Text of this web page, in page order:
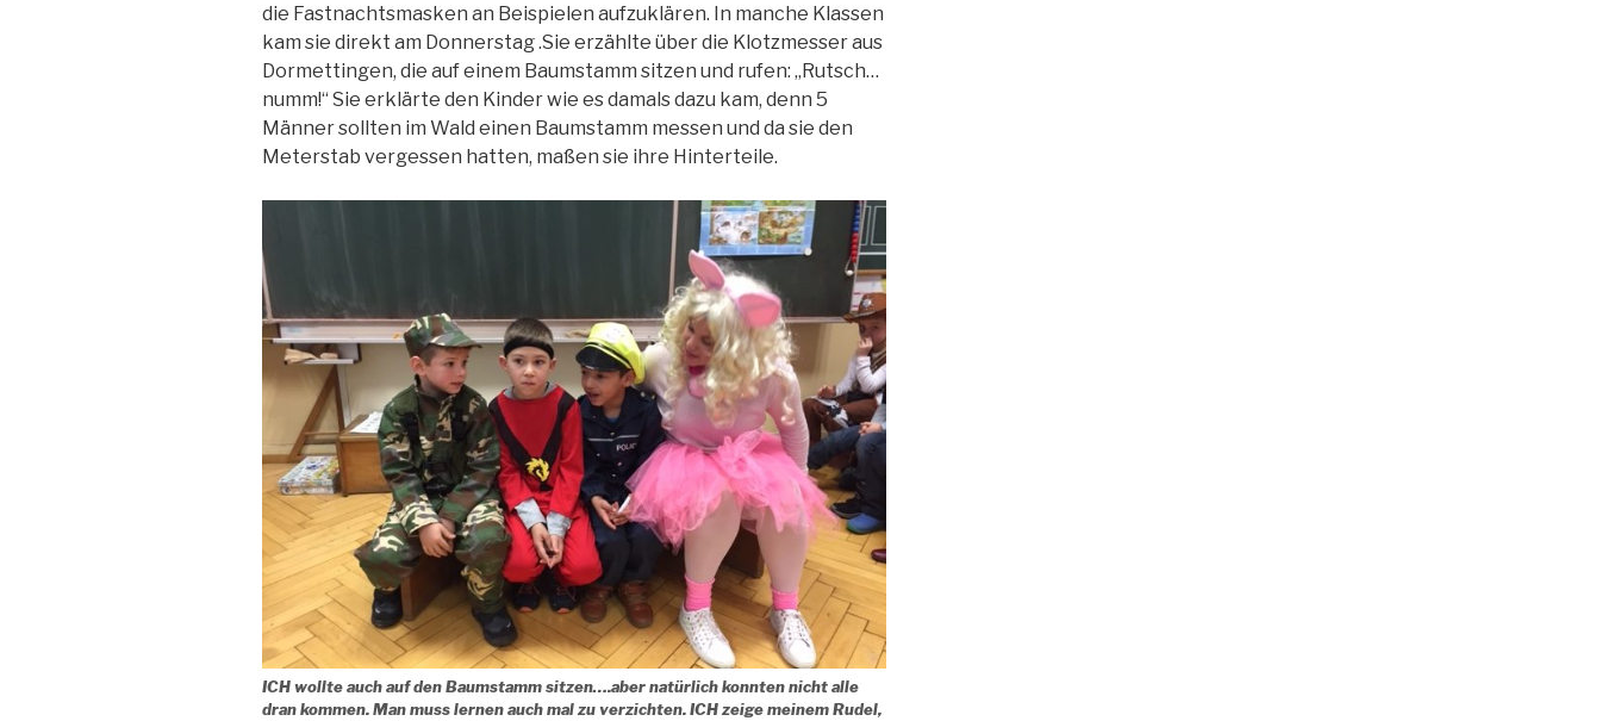
die Fastnachtsmasken an Beispielen aufzuklären. In manche Klassen
kam sie direkt am Donnerstag .Sie erzählte über die Klotzmesser aus
Dormettingen, die auf einem Baumstamm sitzen und rufen: „Rutsch…
numm!“ Sie erklärte den Kinder wie es damals dazu kam, denn 5
Männer sollten im Wald einen Baumstamm messen und da sie den
Meterstab vergessen hatten, maßen sie ihre Hinterteile.
ICH wollte auch auf den Baumstamm sitzen….aber natürlich konnten nicht alle
dran kommen. Man muss lernen auch mal zu verzichten. ICH zeige meinem Rudel,